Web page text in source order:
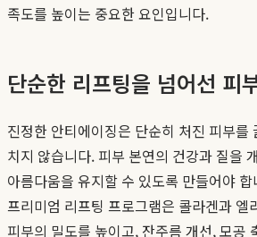
족도를 높이는 중요한 요인입니다.
단순한 리프팅을 넘어선 피
진정한 안티에이징은 단순히 처진 피부를
치지 않습니다. 피부 본연의 건강과 질을
아름다움을 유지할 수 있도록 만들어야
프리미엄 리프팅 프로그램은 콜라겐과 엘
피부의 밀도를 높이고, 잔주름 개선, 모공